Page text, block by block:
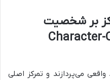
بر شخصیت
می‌پردازند و تمرکز اصلی